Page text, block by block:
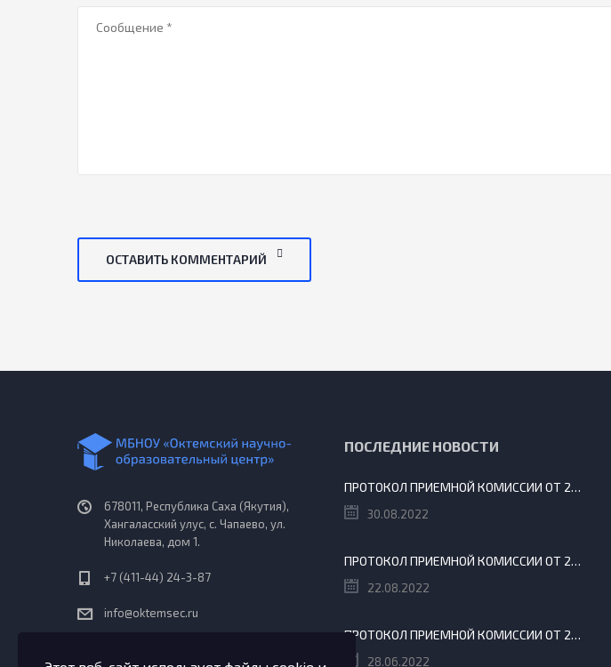
ОСТАВИТЬ КОММЕНТАРИЙ
678011, Республика Саха (Якутия),
Хангаласский улус, с. Чапаево, ул.
Николаева, дом 1.
+7 (411-44) 24-3-87
info@oktemsec.ru
ПОСЛЕДНИЕ НОВОСТИ
ПРОТОКОЛ ПРИЕМНОЙ КОМИССИИ ОТ 29.08.2022 Г.
30.08.2022
ПРОТОКОЛ ПРИЕМНОЙ КОМИССИИ ОТ 20 АВГУСТА 2022 Г.
22.08.2022
ПРОТОКОЛ ПРИЕМНОЙ КОМИССИИ ОТ 24 ИЮНЯ 2022
28.06.2022